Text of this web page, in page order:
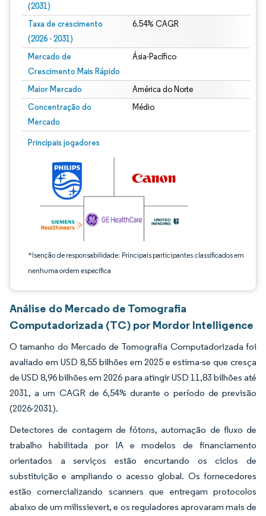
(2031)
Taxa de crescimento
(2026 - 2031)
6.54% CAGR
Mercado de
Crescimento Mais Rápido
Ásia-Pacífico
Maior Mercado América do Norte
Concentração do
Mercado
Médio
Principais jogadores
*Isenção de responsabilidade: Principais participantes classificados em
nenhuma ordem específica
Imagem © Mordor Intelligence. O reuso requer atribuição conforme CC BY 4.0.
Análise do Mercado de Tomografia
Computadorizada (TC) por Mordor Intelligence
O tamanho do Mercado de Tomografia Computadorizada foi
avaliado em USD 8,55 bilhões em 2025 e estima-se que cresça
de USD 8,96 bilhões em 2026 para atingir USD 11,83 bilhões até
2031, a um CAGR de 6,54% durante o período de previsão
(2026-2031).
Detectores de contagem de fótons, automação de fluxo de
trabalho habilitada por IA e modelos de financiamento
orientados a serviços estão encurtando os ciclos de
substituição e ampliando o acesso global. Os fornecedores
estão comercializando scanners que entregam protocolos
abaixo de um milissievert, e os reguladores aprovaram mais de